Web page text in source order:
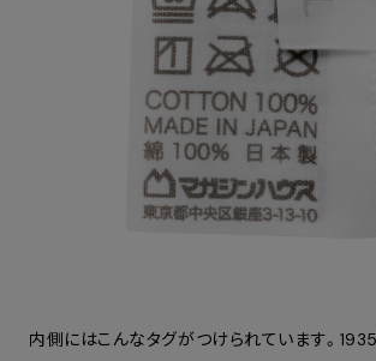
内側にはこんなタグがつけられています。